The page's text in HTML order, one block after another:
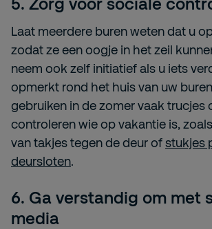
Laat meerdere buren weten dat u
zodat ze een oogje in het zeil
neem ook zelf initiatief als u iets
opmerkt rond het huis van uw
gebruiken in de zomer vaak trucjes
controleren wie op vakantie is,
van takjes tegen de deur ofstukjes
deursloten.
6. Ga verstandig om met
media